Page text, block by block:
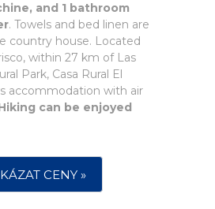
and 1 bathroom
. Towels and bed linen are
country house. Located
within 27 km of Las
Park, Casa Rural El
accommodation with air
can be enjoyed
CENY »